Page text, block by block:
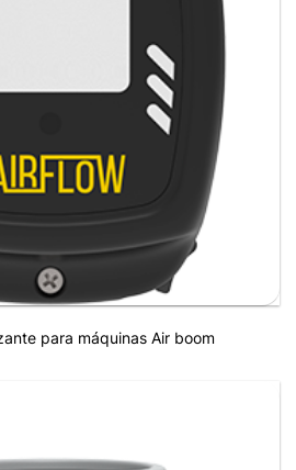
para máquinas Air boom